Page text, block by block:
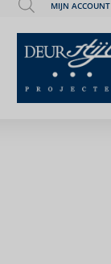
MIJN ACCOUNT